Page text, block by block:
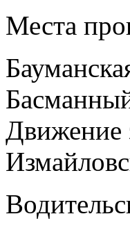
Места
Движение